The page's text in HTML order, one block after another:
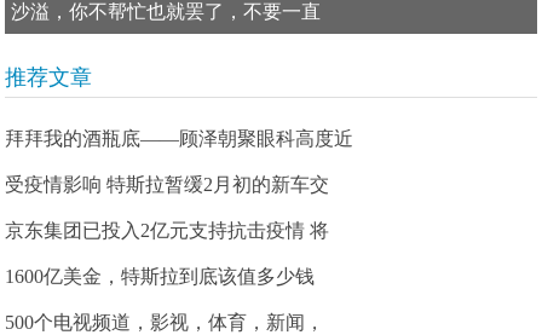
沙溢，你不帮忙也就罢了，不要一直
推荐文章
拜拜我的酒瓶底——顾泽朝聚眼科高度近
受疫情影响 特斯拉暂缓2月初的新车交
京东集团已投入2亿元支持抗击疫情 将
1600亿美金，特斯拉到底该值多少钱
500个电视频道，影视，体育，新闻，